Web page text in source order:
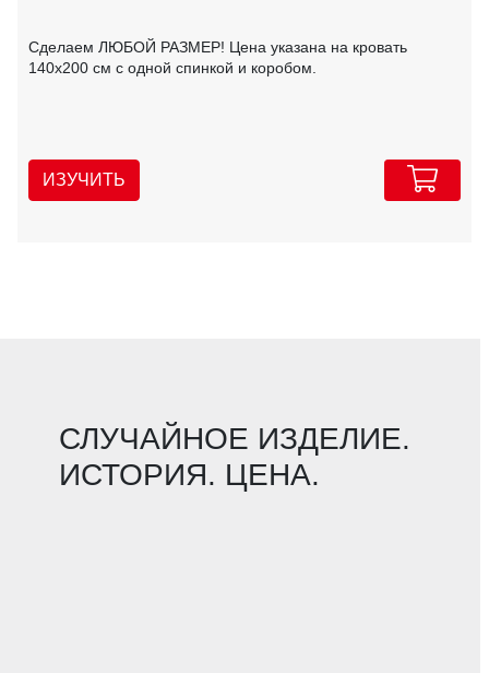
Сделаем ЛЮБОЙ РАЗМЕР! Цена указана на кровать
140х200 см с одной спинкой и коробом.
ИЗУЧИТЬ
СЛУЧАЙНОЕ ИЗДЕЛИЕ.
ИСТОРИЯ. ЦЕНА.